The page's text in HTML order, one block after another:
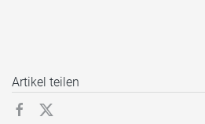
Artikel teilen